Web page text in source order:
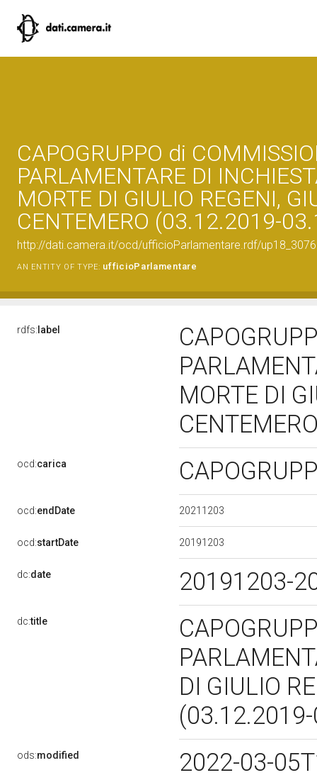
CAPOGRUPPO di
PARLAMENTARE DI
MORTE DI GIULIO REGENI,
CENTEMERO (03.12.2019-
http://dati.camera.it/ocd/ufficioParlamentare.rdf/
AN ENTITY OF TYPE: ufficioParlamentare
rdfs: label
MORTE DI
ocd:carica
ocd:endDate 20211203
ocd:startDate 20191203
dc:date 20191203-
dc:title
DI GIULIO
ods:modified 2022-03-